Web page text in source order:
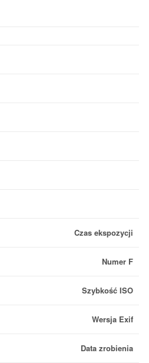
Czas ekspozycji
Numer F
Szybkość ISO
Wersja Exif
Data zrobienia